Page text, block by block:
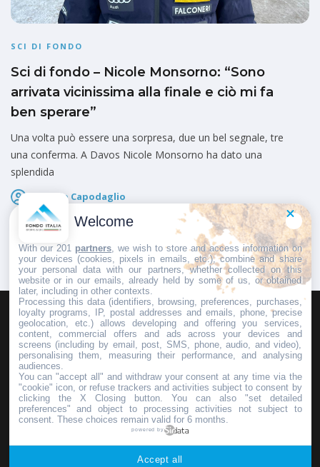
SCI DI FONDO
Sci di fondo – Nicole Monsorno: “Sono
arrivata vicinissima alla finale e ciò mi fa
ben sperare”
Una volta può essere una sorpresa, due un bel segnale, tre
una conferma. A Davos Nicole Monsorno ha dato una
splendida
Giorgio Capodaglio
Pubblicato il
HOMEPAGEREDAZIONEINVIA UN COMUNICATO STAMPA
PUBBLICITÀSCRIVI AL DIRETTORE
Copyright © 2016 - 2025 ASD Fondo Italia - Partita Iva: IT 03855110049
Welcome
With our 201 partners , we wish to store and access information on
your devices (cookies, pixels in emails, etc.), combine and share
your personal data with our partners, whether collected on this
website or in our emails, already held by some of us, or obtained
later, including in other contexts.
Processing this data (identifiers, browsing, preferences, purchases,
loyalty programs, IP, postal addresses and emails, phone, precise
geolocation, etc.) allows developing and offering you services,
content, commercial offers and ads across your devices and
screens (including by email, post, SMS, phone, audio, and video),
personalising them, measuring their performance, and analysing
audiences.
You can "accept all" and withdraw your consent at any time via the
"cookie" icon, or refuse trackers and activities subject to consent by
clicking the X Closing button. You can also "set detailed
preferences" and object to processing activities not subject to
consent. These choices remain valid for 6 months.
powered by
Accept all